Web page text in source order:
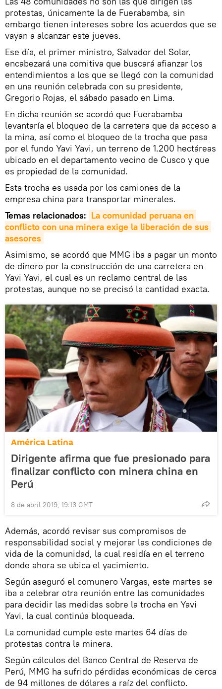
protestas, únicamente la de Fuerabamba, sin
embargo tienen intereses sobre los acuerdos que se
vayan a alcanzar este jueves.
Ese día, el primer ministro, Salvador del Solar,
encabezará una comitiva que buscará afianzar los
entendimientos a los que se llegó con la comunidad
en una reunión celebrada con su presidente,
Gregorio Rojas, el sábado pasado en Lima.
En dicha reunión se acordó que Fuerabamba
levantaría el bloqueo de la carretera que da acceso a
la mina, así como el bloqueo de la trocha que pasa
por el fundo Yavi Yavi, un terreno de 1.200 hectáreas
ubicado en el departamento vecino de Cusco y que
es propiedad de la comunidad.
Esta trocha es usada por los camiones de la
empresa china para transportar minerales.
Temas relacionados: La comunidad peruana en
conflicto con una minera exige la liberación de sus
asesores
Asimismo, se acordó que MMG iba a pagar un monto
de dinero por la construcción de una carretera en
Yavi Yavi, el cual es un reclamo central de las
protestas, aunque no se precisó la cantidad exacta.
América Latina
Dirigente afirma que fue presionado para
finalizar conflicto con minera china en
Perú
8 de abril 2019, 19:13 GMT
Además, acordó revisar sus compromisos de
responsabilidad social y mejorar las condiciones de
vida de la comunidad, la cual residía en el terreno
donde ahora se ubica el yacimiento.
Según aseguró el comunero Vargas, este martes se
iba a celebrar otra reunión entre las comunidades
para decidir las medidas sobre la trocha en Yavi
Yavi, la cual continúa bloqueada.
La comunidad cumple este martes 64 días de
protestas contra la minera.
Según cálculos del Banco Central de Reserva de
Perú, MMG ha sufrido pérdidas económicas de cerca
de 94 millones de dólares a raíz del conflicto.